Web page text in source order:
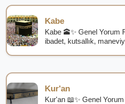
Kabe
Kabe 🕋✨ Genel Yorum
ibadet, kutsallık,
Kur'an
Kur'an 📖✨ Genel